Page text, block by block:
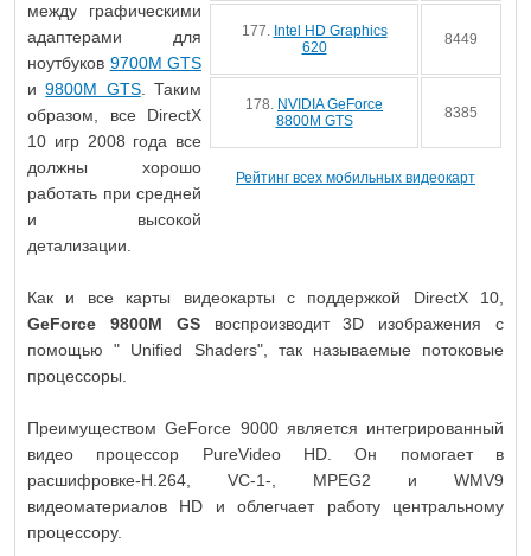
177. Intel HD Graphics
620
8449
178. NVIDIA GeForce
8800M GTS
8385
Рейтинг всех мобильных видеокарт
между графическими
адаптерами для
ноутбуков 9700M GTS
и9800M GTS. Таким
образом, все DirectX
10 игр 2008 года все
должны хорошо
работать при средней
и высокой
детализации.
Как и все карты видеокарты с поддержкой DirectX 10,
GeForce 9800M GSвоспроизводит 3D изображения с
помощью " Unified Shaders", так называемые потоковые
процессоры.
Преимуществом GeForce 9000 является интегрированный
видео процессор PureVideo HD. Он помогает в
расшифровке-H.264, VC-1-, MPEG2 и WMV9
видеоматериалов HD и облегчает работу центральному
процессору.